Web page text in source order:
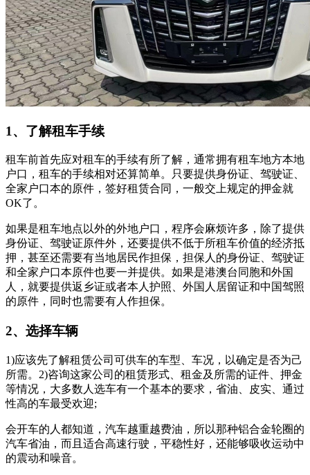
1、了解租车手续
租车前首先应对租车的手续有所了解，通常拥有租车地方本地
户口，租车的手续相对还算简单。只要提供身份证、驾驶证、
全家户口本的原件，签好租赁合同，一般交上规定的押金就
OK了。
如果是租车地点以外的外地户口，程序会麻烦许多，除了提供
身份证、驾驶证原件外，还要提供不低于所租车价值的经济抵
押，甚至还需要有当地居民作担保，担保人的身份证、驾驶证
和全家户口本原件也要一并提供。如果是港澳台同胞和外国
人，就要提供返乡证或者本人护照、外国人居留证和中国驾照
的原件，同时也需要有人作担保。
2、选择车辆
1)应该先了解租赁公司可供车的车型、车况，以确定是否为己
所需。2)咨询这家公司的租赁形式、租金及所需的证件、押金
等情况，大多数人选车有一个基本的要求，省油、皮实、通过
性高的车最受欢迎;
会开车的人都知道，汽车越重越费油，所以那种铝合金轮圈的
汽车省油，而且适合高速行驶，平稳性好，还能够吸收运动中
的震动和噪音。